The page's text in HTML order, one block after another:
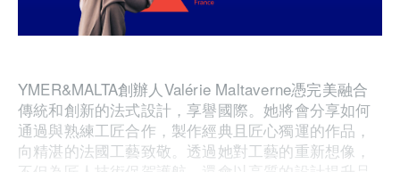
YMER&MALTA創辦人Valérie Maltaverne憑完美融合
傳統和創新的法式設計，享譽國際。她將會分享如何
通過與熟練工匠合作，製作經典且匠心獨運的作品，
向精湛的法國工藝致敬。透過她對工藝的重新想像，